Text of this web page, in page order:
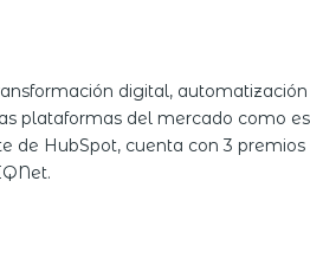
digital,
plataformas del mercado como
de HubSpot, cuenta con 3